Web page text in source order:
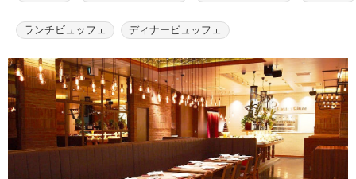
ランチビュッフェ ディナービュッフェ